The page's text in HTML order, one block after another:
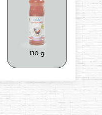
130 g.